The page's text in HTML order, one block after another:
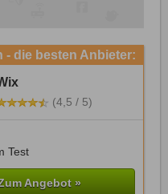
- die besten Anbieter:
(4,5 / 5)
Test
Angebot »